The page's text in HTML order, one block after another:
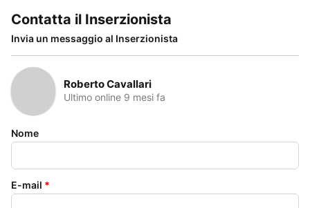
Contatta il Inserzionista
Invia un messaggio al Inserzionista
Roberto Cavallari
Ultimo online 9 mesi fa
Nome
E-mail *